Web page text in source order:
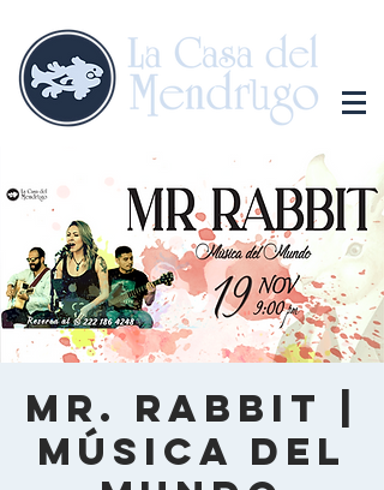
Mr. Rabbit |
Música del